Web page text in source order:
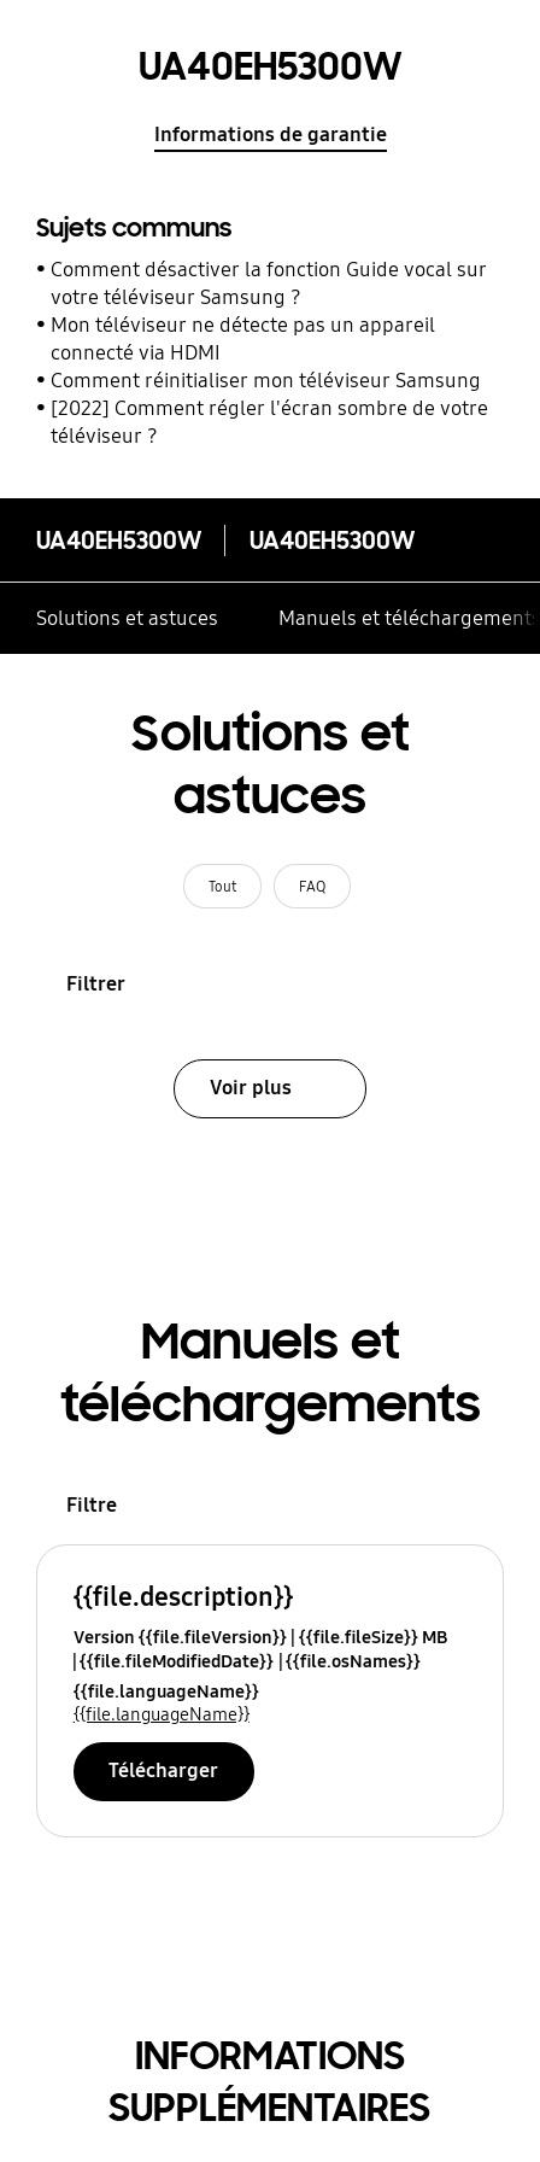
UA40EH5300W
Informations de garantie
Sujets communs
Comment désactiver la fonction Guide vocal sur
votre téléviseur Samsung ?
Mon téléviseur ne détecte pas un appareil
connecté via HDMI
Comment réinitialiser mon téléviseur Samsung
[2022] Comment régler l'écran sombre de votre
téléviseur ?
UA40EH5300W UA40EH5300W
Solutions et astuces Manuels et téléchargements
Solutions et
astuces
Tout FAQ
Filtrer
Voir plus
Manuels et
téléchargements
Filtre
{{file.description}}
Version {{file.fileVersion}} {{file.fileSize}} MB
{{file.fileModifiedDate}} {{file.osNames}}
{{file.languageName}}
{{file.languageName}}
Télécharger
INFORMATIONS
SUPPLÉMENTAIRES